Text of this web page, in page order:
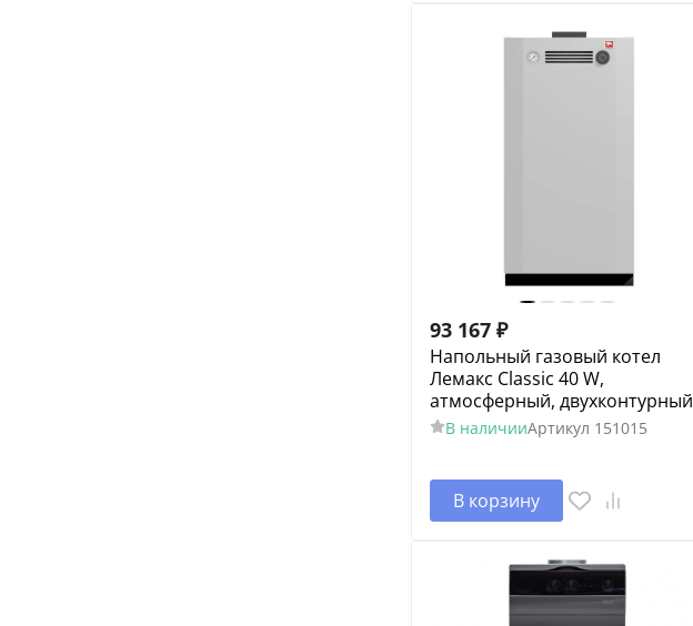
93 167 ₽
Напольный газовый котел
Лемакс Classic 40 W,
атмосферный, двухконтурный
В наличииАртикул 151015
В корзину